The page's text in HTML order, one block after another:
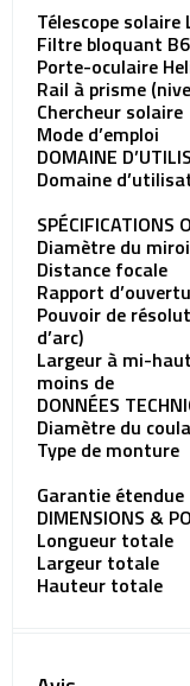
Télescope solaire
Filtre bloquant
Porte-oculaire
Rail à prisme
Chercheur solaire
Mode d’emploi
DOMAINE
Domaine
SPÉCIFICATIONS
Diamètre du
Distance focale
Rapport
Pouvoir de
d’arc)
Largeur à mi-
moins de
DONNÉES
Diamètre du
Type de monture
Garantie étendue
DIMENSIONS &
Longueur totale
Largeur totale
Hauteur totale